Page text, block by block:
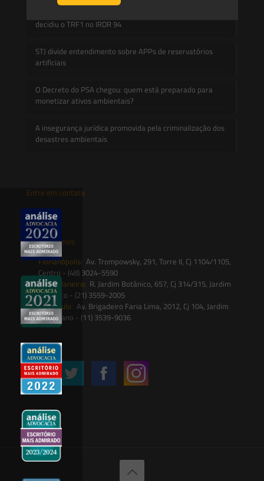
decidiu o TRF1 no IRDR 94
STJ divide entendimento sobre APPs de reservatórios
artificiais
O Decreto do PSA chegou: quem está preparado para
monetizar ativos ambientais?
A insegurança jurídica promovida pela criminalização dos
desastres ambientais
Entre em contato
contato@saesadvogados.com.br
Onde estamos
Florianópolis: Av. Trompowsky, 291, Torre II, Cj 1104/1105,
Centro - (48) 3024-5590
Rio de Janeiro: R. Jardim Botânico, 657, Cj 314/315, Jardim
Botânico - (21) 3559-2005
São Paulo: Av. Brigadeiro Faria Lima, 2012, Cj 104, Jardim
Paulistano - (11) 3539-9036
Siga-nos